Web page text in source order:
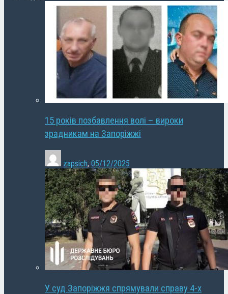
15 років позбавлення волі – вироки
зрадникам на Запоріжжі
zapsich, 05/12/2025
У суд Запоріжжя спрямували справу 4-х